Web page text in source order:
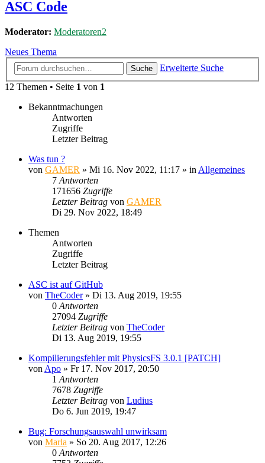
ASC Code
Moderator: Moderatoren2
Neues Thema
Suche
Erweiterte Suche
12 Themen • Seite 1 von 1
Bekanntmachungen
Antworten
Zugriffe
Letzter Beitrag
Was tun ?
von GAMER » Mi 16. Nov 2022, 11:17 » in Allgemeines
7 Antworten
171656 Zugriffe
Letzter Beitrag von GAMER
Di 29. Nov 2022, 18:49
Themen
Antworten
Zugriffe
Letzter Beitrag
ASC ist auf GitHub
von TheCoder» Di 13. Aug 2019, 19:55
0 Antworten
27094 Zugriffe
Letzter Beitrag von TheCoder
Di 13. Aug 2019, 19:55
Kompilierungsfehler mit PhysicsFS 3.0.1 [PATCH]
von Apo » Fr 17. Nov 2017, 20:50
1 Antworten
7678 Zugriffe
Letzter Beitrag von Ludius
Do 6. Jun 2019, 19:47
Bug: Forschungsauswahl unwirksam
von Marla » So 20. Aug 2017, 12:26
0 Antworten